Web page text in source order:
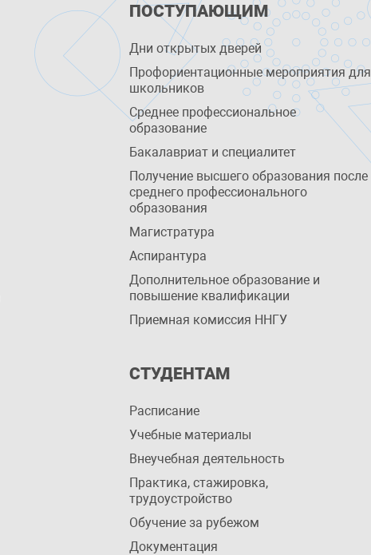
ПОСТУПАЮЩИМ
Дни открытых дверей
Профориентационные мероприятия для
школьников
Среднее профессиональное
образование
Бакалавриат и специалитет
Получение высшего образования после
среднего профессионального
образования
Магистратура
Аспирантура
Дополнительное образование и
повышение квалификации
Приемная комиссия ННГУ
СТУДЕНТАМ
Расписание
Учебные материалы
Внеучебная деятельность
Практика, стажировка,
трудоустройство
Обучение за рубежом
Документация